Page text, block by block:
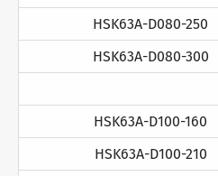
HSK63A-D080-250
HSK63A-D080-300
HSK63A-D100-160
HSK63A-D100-210